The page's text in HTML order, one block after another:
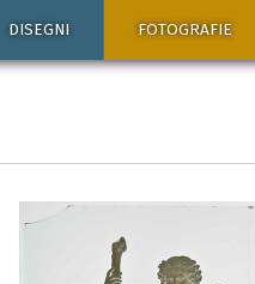
DISEGNI FOTOGRAFIE